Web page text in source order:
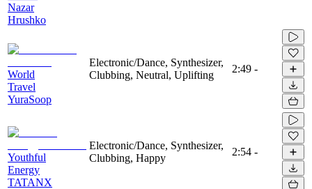
Nazar
Hrushko
World
Travel
YuraSoop
Electronic/Dance, Synthesizer,
Clubbing, Neutral, Uplifting
2:49 -
Youthful
Energy
TATANX
Electronic/Dance, Synthesizer,
Clubbing, Happy
2:54 -